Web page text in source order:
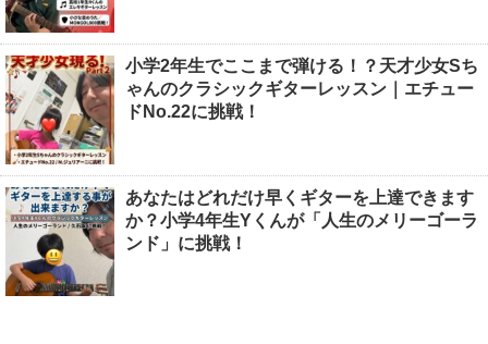
小学2年生でここまで弾ける！？天才少女Sち
ゃんのクラシックギターレッスン｜エチュー
ドNo.22に挑戦！
あなたはどれだけ早くギターを上達できます
か？小学4年生Yくんが「人生のメリーゴーラ
ンド」に挑戦！